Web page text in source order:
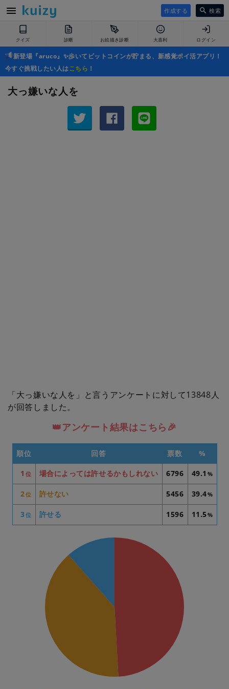
作成する 検索
クイズ 診断 お絵描き診断 大喜利 ログイン
新登場『aruco』✨歩いてビットコインが貯まる、新感覚ポイ活アプリ！
今すぐ挑戦したい人はこちら ！
大っ嫌いな人を
「大っ嫌いな人を」と言うアンケートに対して13848人
が回答しました。
👑アンケート結果はこちら🎉
順位 回答 票数 %
1 位 場合によっては許せるかもしれない 6796 49.1 %
2位 許せない 5456 39.4%
3位 許せる 1596 11.5%